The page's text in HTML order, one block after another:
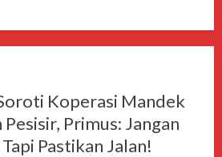
Koperasi Mandek
Primus: Jangan
Pastikan Jalan!